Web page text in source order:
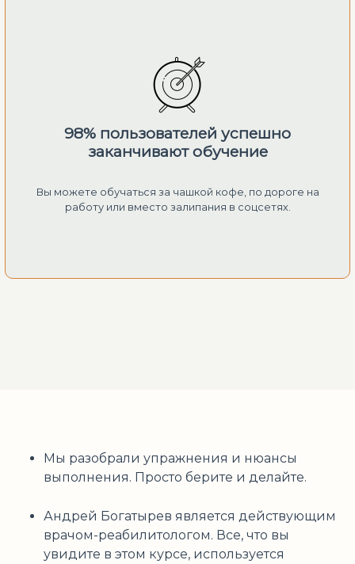
98% пользователей успешно
заканчивают обучение
Вы можете обучаться за чашкой кофе, по дороге на
работу или вместо залипания в соцсетях.
Мы разобрали упражнения и нюансы
выполнения. Просто берите и делайте.
Андрей Богатырев является действующим
врачом-реабилитологом. Все, что вы
увидите в этом курсе, используется